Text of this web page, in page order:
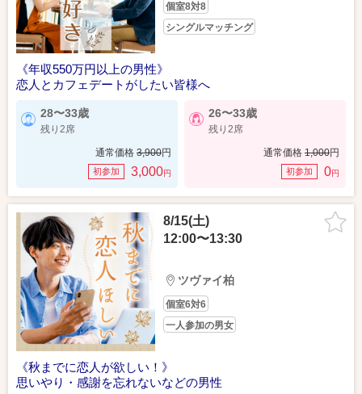
個室8対8
シングルマッチング
《年収550万円以上の男性》
恋人とカフェデートがしたい皆様へ
28〜33歳
残り2席
通常価格 3,900円
初参加 3,000円
26〜33歳
残り2席
通常価格 1,000円
初参加 0円
8/15(土)
12:00〜13:30
ツヴァイ柏
個室6対6
一人参加の男女
《秋までに恋人が欲しい！》
思いやり・感謝を忘れないなどの男性